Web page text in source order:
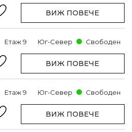
ВИЖ ПОВЕЧЕ
Етаж 9 Юг-Север Свободен
ВИЖ ПОВЕЧЕ
Етаж 9 Юг-Север Свободен
ВИЖ ПОВЕЧЕ